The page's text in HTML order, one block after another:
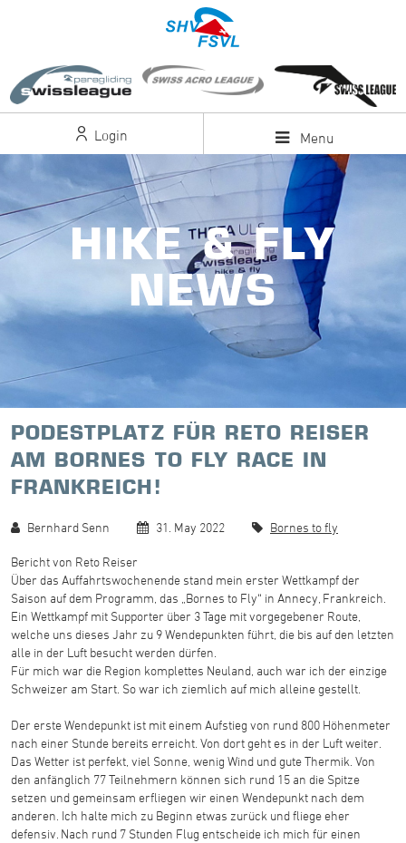
Login Menu
HIKE & FLY
NEWS
PODESTPLATZ FÜR RETO REISER
AM BORNES TO FLY RACE IN
FRANKREICH!
Bernhard Senn 31. May 2022 Bornes to fly
Bericht von Reto Reiser
Über das Auffahrtswochenende stand mein erster Wettkampf der
Saison auf dem Programm, das „Bornes to Fly“ in Annecy, Frankreich.
Ein Wettkampf mit Supporter über 3 Tage mit vorgegebener Route,
welche uns dieses Jahr zu 9 Wendepunkten führt, die bis auf den letzten
alle in der Luft besucht werden dürfen.
Für mich war die Region komplettes Neuland, auch war ich der einzige
Schweizer am Start. So war ich ziemlich auf mich alleine gestellt.
Der erste Wendepunkt ist mit einem Aufstieg von rund 800 Höhenmeter
nach einer Stunde bereits erreicht. Von dort geht es in der Luft weiter.
Das Wetter ist perfekt, viel Sonne, wenig Wind und gute Thermik. Von
den anfänglich 77 Teilnehmern können sich rund 15 an die Spitze
setzen und gemeinsam erfliegen wir einen Wendepunkt nach dem
anderen. Ich halte mich zu Beginn etwas zurück und fliege eher
defensiv. Nach rund 7 Stunden Flug entscheide ich mich für einen